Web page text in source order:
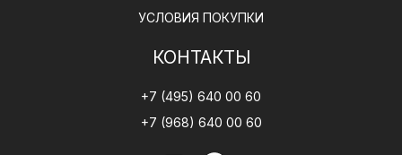
УСЛОВИЯ ПОКУПКИ
КОНТАКТЫ
+7 (495) 640 00 60
+7 (968) 640 00 60